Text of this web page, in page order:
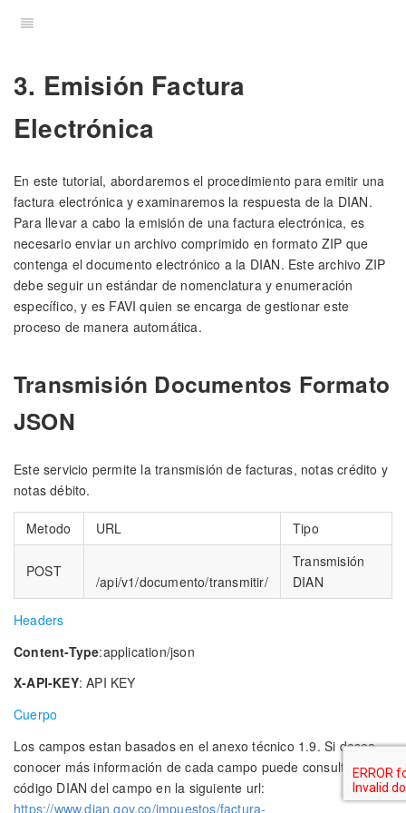
3. Emisión Factura
Electrónica
En este tutorial, abordaremos el procedimiento para emitir una
factura electrónica y examinaremos la respuesta de la DIAN.
Para llevar a cabo la emisión de una factura electrónica, es
necesario enviar un archivo comprimido en formato ZIP que
contenga el documento electrónico a la DIAN. Este archivo ZIP
debe seguir un estándar de nomenclatura y enumeración
específico, y es FAVI quien se encarga de gestionar este
proceso de manera automática.
Transmisión Documentos Formato
JSON
Este servicio permite la transmisión de facturas, notas crédito y
notas débito.
Metodo URL Tipo
POST
/api/v1/documento/transmitir/
Transmisión
DIAN
Headers
Content-Type:application/json
X-API-KEY: API KEY
Cuerpo
Los campos estan basados en el anexo técnico 1.9. Si desea
conocer más información de cada campo puede consultar el
código DIAN del campo en la siguiente url:
https://www.dian.gov.co/impuestos/factura-